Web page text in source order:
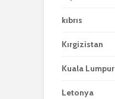
kıbrıs
Kırgizistan
Kuala Lumpur
Letonya